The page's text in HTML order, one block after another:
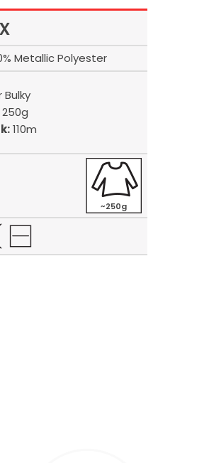
Metallic Polyester
Bulky
250g
110m
~250g